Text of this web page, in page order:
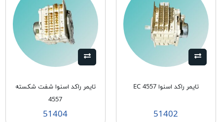
تایمر راکد اسنوا 4557 EC
51402
تایمر راکد اسنوا شفت شکسته
4557
51404